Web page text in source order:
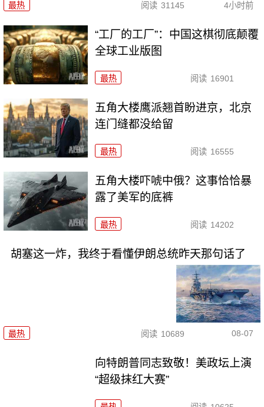
最热 阅读 31145 4小时前
“工厂的工厂”：中国这棋彻底颠覆
全球工业版图
最热 阅读 16901
五角大楼鹰派翘首盼进京，北京
连门缝都没给留
最热 阅读 16555
五角大楼吓唬中俄？这事恰恰暴
露了美军的底裤
最热 阅读 14202
胡塞这一炸，我终于看懂伊朗总统昨天那句话了
最热 阅读 10689 08-07
向特朗普同志致敬！美政坛上演
“超级抹红大赛”